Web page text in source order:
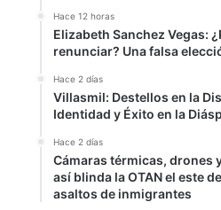
Hace 12 horas
Elizabeth Sanchez Vegas:
renunciar? Una falsa
Hace 2 días
Villasmil: Destellos en la
Identidad y Éxito en la
Hace 2 días
Cámaras térmicas, drones
así blinda la OTAN el este
asaltos de inmigrantes